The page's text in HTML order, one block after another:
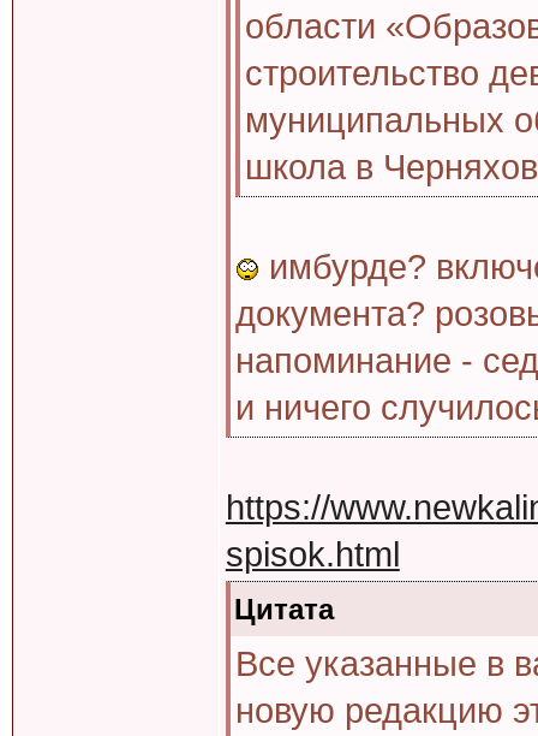
области
строительство
муниципальных
школа в
имбурде?
документа?
напоминание -
и ничего
https://
spisok.html
Цитата
Все указанные в
новую редакцию